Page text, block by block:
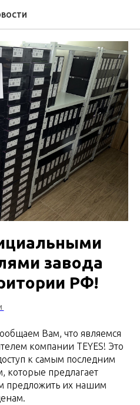
завода
РФ!
Вам, что являемся
компании TEYES! Это
к самым последним
которые предлагает
предложить их нашим